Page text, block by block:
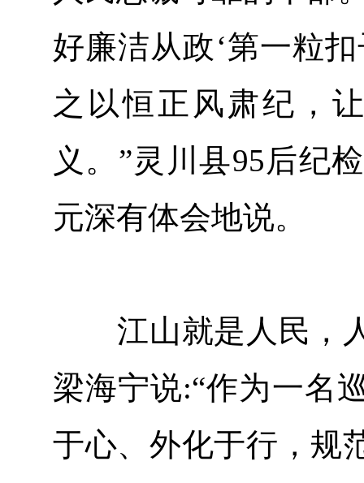
好廉洁从政‘第一粒
之以恒正风肃纪，
义。”灵川县95后纪
元深有体会地说。
江山就是人民，人
梁海宁说:“作为一名
于心、外化于行，规